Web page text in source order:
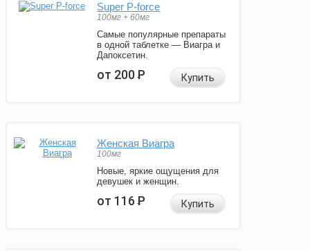
Super P-force
100мг + 60мг
Самые популярные препараты
в одной таблетке — Виагра и
Дапоксетин.
от 200Р Купить
Женская Виагра
100мг
Новые, яркие ощущения для
девушек и женщин.
от 116Р Купить